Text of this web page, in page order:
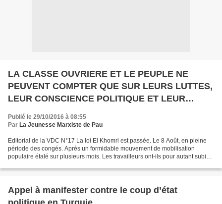
LA CLASSE OUVRIERE ET LE PEUPLE NE
PEUVENT COMPTER QUE SUR LEURS LUTTES,
LEUR CONSCIENCE POLITIQUE ET LEUR
Publié le 29/10/2016 à 08:55
Par La Jeunesse Marxiste de Pau
Editorial de la VDC N°17 La loi El Khomri est passée. Le 8 Août, en pleine
période des congés. Après un formidable mouvement de mobilisation
populaire étalé sur plusieurs mois. Les travailleurs ont-ils pour autant subi
Appel à manifester contre le coup d’état